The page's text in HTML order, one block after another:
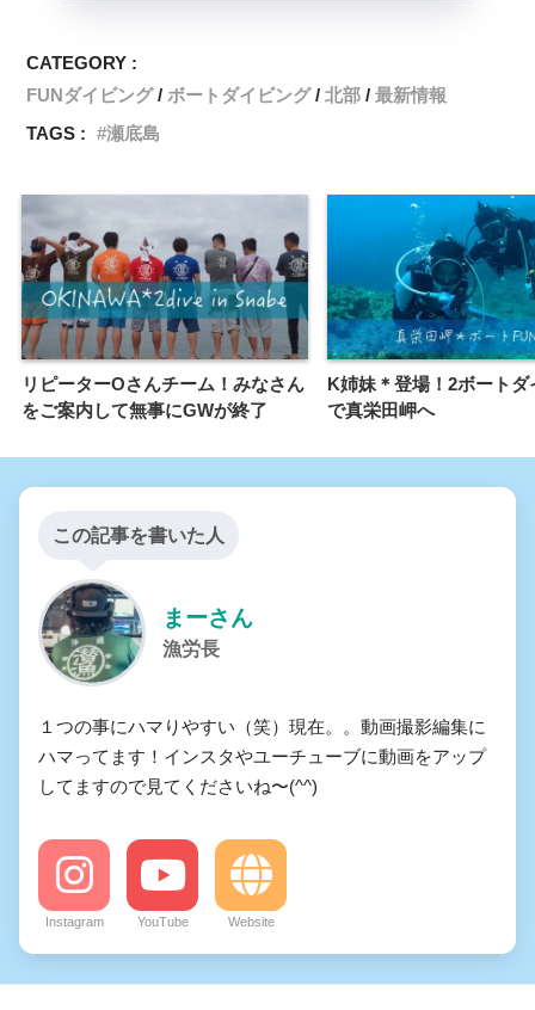
CATEGORY :
FUNダイビング
ボートダイビング 北部
最新情報
TAGS :
瀬底島
リピーターOさんチーム！みなさん
をご案内して無事にGWが終了
K姉妹＊登場！2ボートダ
で真栄田岬へ
この記事を書いた人
まーさん
漁労長
１つの事にハマりやすい（笑）現在。。動画撮影編集に
ハマってます！インスタやユーチューブに動画をアップ
してますので見てくださいね〜(^^)
Instagram YouTube Website